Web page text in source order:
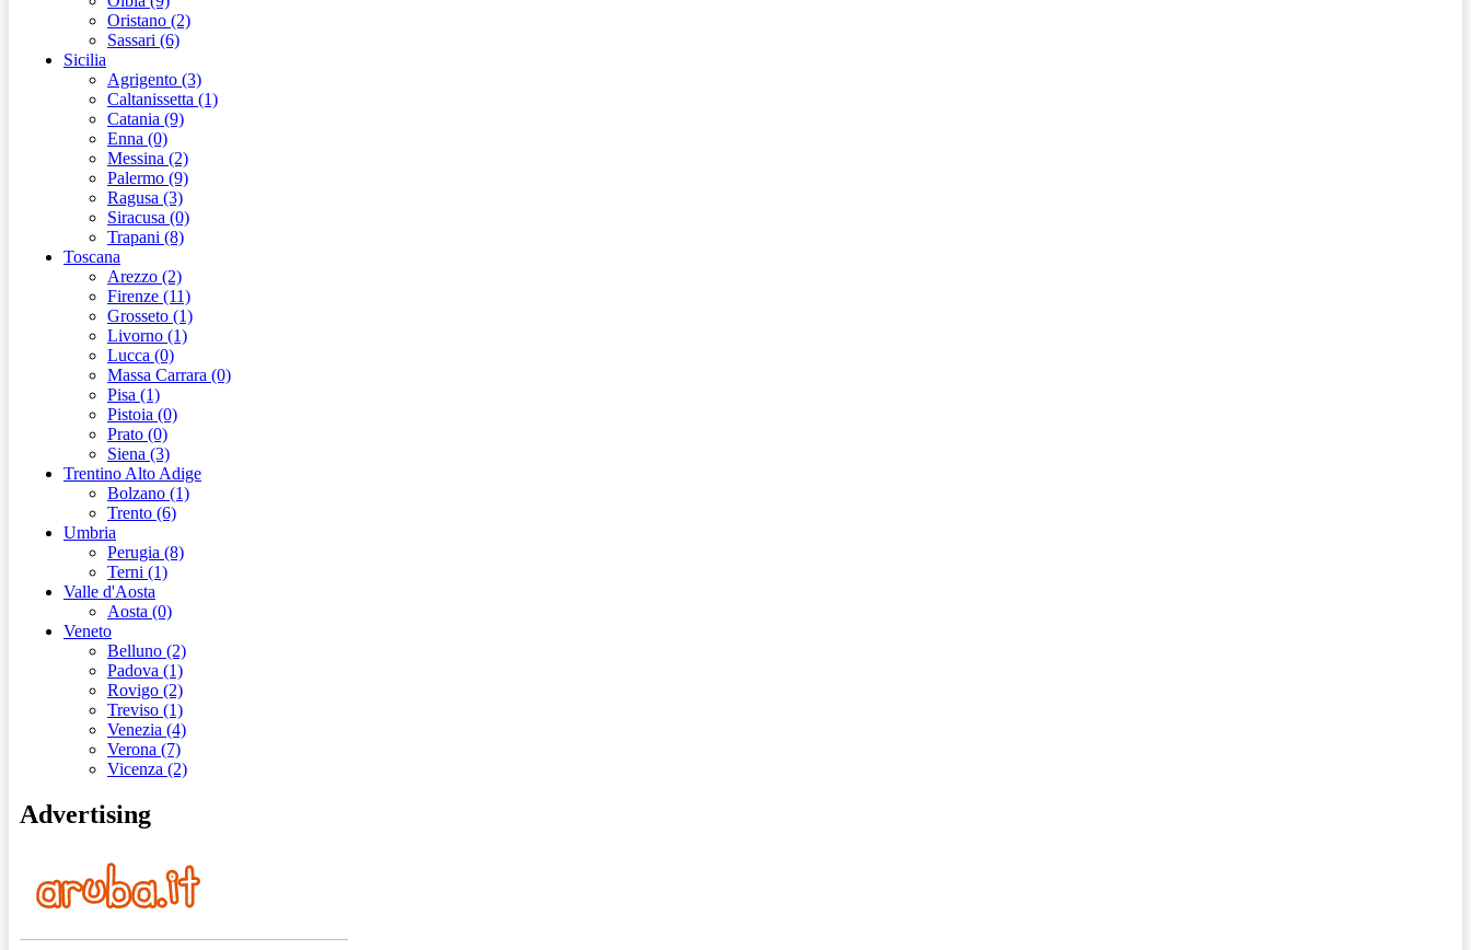
Oristano (2)
Sassari (6)
Sicilia
Agrigento (3)
Caltanissetta (1)
Catania (9)
Enna (0)
Messina (2)
Palermo (9)
Ragusa (3)
Siracusa (0)
Trapani (8)
Toscana
Arezzo (2)
Firenze (11)
Grosseto (1)
Livorno (1)
Lucca (0)
Massa Carrara (0)
Pisa (1)
Pistoia (0)
Prato (0)
Siena (3)
Trentino Alto Adige
Bolzano (1)
Trento (6)
Umbria
Perugia (8)
Terni (1)
Valle d'Aosta
Aosta (0)
Veneto
Belluno (2)
Padova (1)
Rovigo (2)
Treviso (1)
Venezia (4)
Verona (7)
Vicenza (2)
Advertising